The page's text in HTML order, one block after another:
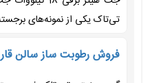
تی‌تاک یکی از نمونه‌های
فروش رطوبت ساز سالن قارچ